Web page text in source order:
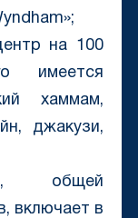
на 100
имеется
хаммам,
джакузи,
общей
включает в